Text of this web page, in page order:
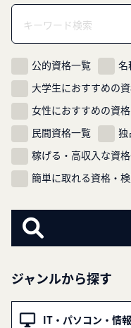
公的資格一覧 名
大学生におすすめの
女性におすすめの資
民間資格一覧
独
稼げる・高収入な資
簡単に取れる資格・
ジャンルから探す
IT・パソコン・情